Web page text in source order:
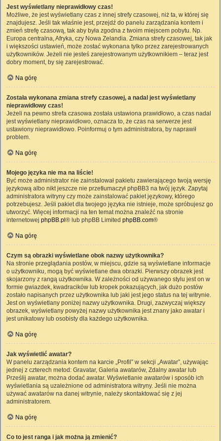
Jest wyświetlany nieprawidłowy czas!
Możliwe, że jest wyświetlany czas z innej strefy czasowej, niż ta, w której się
znajdujesz. Jeśli tak właśnie jest, przejdź do panelu zarządzania kontem i
zmień strefę czasową, tak aby była zgodna z twoim miejscem pobytu. Np.
Europa centralna, Afryka, czy Nowa Zelandia. Zmiana strefy czasowej, tak jak
i większości ustawień, może zostać wykonana tylko przez zarejestrowanych
użytkowników. Jeżeli nie jesteś zarejestrowanym użytkownikiem – teraz jest
dobry moment, by się zarejestrować.
Na górę
Została wykonana zmiana strefy czasowej, a nadal jest wyświetlany
nieprawidłowy czas!
Jeżeli na pewno strefa czasowa została ustawiona prawidłowo, a czas nadal
jest wyświetlany nieprawidłowo, oznacza to, że czas na serwerze jest
ustawiony nieprawidłowo. Poinformuj o tym administratora, by naprawił
problem.
Na górę
Mojego języka nie ma na liście!
Być może administrator nie zainstalował pakietu zawierającego twoją wersję
językową albo nikt jeszcze nie przetłumaczył phpBB3 na twój język. Zapytaj
administratora witryny czy może zainstalować pakiet językowy, którego
potrzebujesz. Jeśli pakiet dla twojego języka nie istnieje, może spróbujesz go
utworzyć. Więcej informacji na ten temat można znaleźć na stronie
internetowej phpBB.pl ® lub phpBB Limited phpBB.com®
Na górę
Czym są obrazki wyświetlane obok nazwy użytkownika?
Na stronie przeglądania postów, w miejscu, gdzie są wyświetlane informacje
o użytkowniku, mogą być wyświetlane dwa obrazki. Pierwszy obrazek jest
skojarzony z rangą użytkownika. W zależności od używanego stylu jest on w
formie gwiazdek, kwadracików lub kropek pokazujących, jak dużo postów
zostało napisanych przez użytkownika lub jaki jest jego status na tej witrynie.
Jest on wyświetlany poniżej nazwy użytkownika. Drugi, zazwyczaj większy
obrazek, wyświetlany powyżej nazwy użytkownika jest znany jako awatar i
jest unikatowy lub osobisty dla każdego użytkownika.
Na górę
Jak wyświetlić awatar?
W panelu zarządzania kontem na karcie „Profil” w sekcji „Awatar”, używając
jednej z czterech metod: Gravatar, Galeria awatarów, Zdalny awatar lub
Prześlij awatar, można dodać awatar. Wyświetlanie awatarów i sposób ich
wyświetlania są uzależnione od administratora witryny. Jeśli nie można
używać awatarów na danej witrynie, należy skontaktować się z jej
administratorem.
Na górę
Co to jest ranga i jak można ją zmienić?